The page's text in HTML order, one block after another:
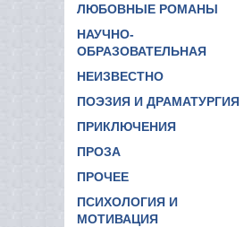
ЛЮБОВНЫЕ РОМАНЫ
НАУЧНО-
ОБРАЗОВАТЕЛЬНАЯ
НЕИЗВЕСТНО
ПОЭЗИЯ И ДРАМАТУРГИЯ
ПРИКЛЮЧЕНИЯ
ПРОЗА
ПРОЧЕЕ
ПСИХОЛОГИЯ И
МОТИВАЦИЯ